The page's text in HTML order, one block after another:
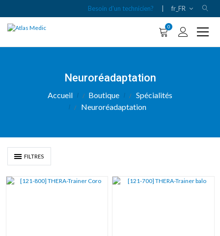
Besoin d'un technicien? fr_FR
0
Neuroréadaptation
Accueil Boutique
Spécialités
Neuroréadaptation
FILTRES